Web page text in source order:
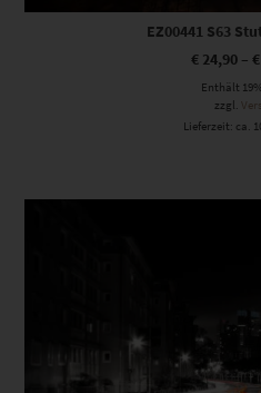
EZ00441 S63
€ 24,90 – €
Enthält
zzgl.
Lieferzeit: ca.
Dieses Produkt weist